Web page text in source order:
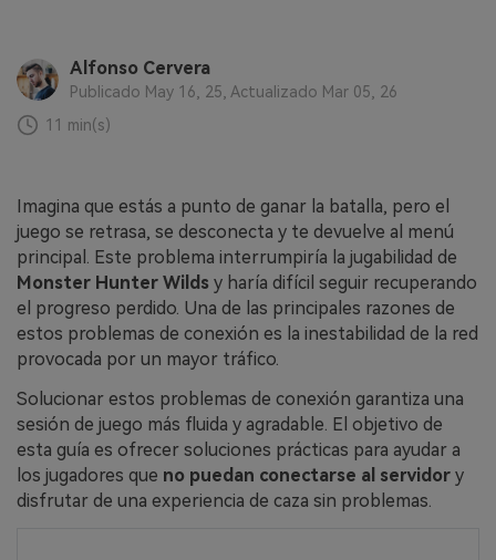
Alfonso Cervera
Publicado May 16, 25, Actualizado Mar 05, 26
11 min(s)
Imagina que estás a punto de ganar la batalla, pero el
juego se retrasa, se desconecta y te devuelve al menú
principal. Este problema interrumpiría la jugabilidad de
Monster Hunter Wilds y haría difícil seguir recuperando
el progreso perdido. Una de las principales razones de
estos problemas de conexión es la inestabilidad de la red
provocada por un mayor tráfico.
Solucionar estos problemas de conexión garantiza una
sesión de juego más fluida y agradable. El objetivo de
esta guía es ofrecer soluciones prácticas para ayudar a
los jugadores que no puedan conectarse al servidor y
disfrutar de una experiencia de caza sin problemas.